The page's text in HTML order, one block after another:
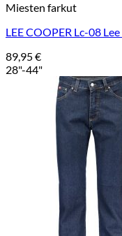
Miesten farkut
LEE COOPER Lc-08
89,95€
28"-44"